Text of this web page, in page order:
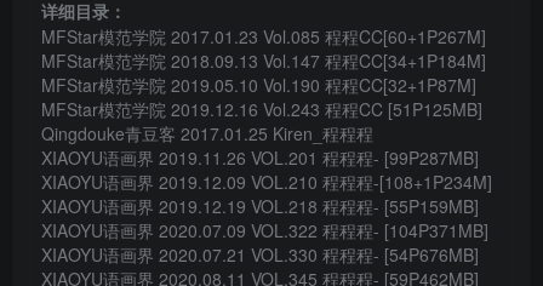
详细目录：
MFStar模范学院 2017.01.23 Vol.085 程程CC[60+1P267M]
MFStar模范学院 2018.09.13 Vol.147 程程CC[34+1P184M]
MFStar模范学院 2019.05.10 Vol.190 程程CC[32+1P87M]
MFStar模范学院 2019.12.16 Vol.243 程程CC [51P125MB]
Qingdouke青豆客 2017.01.25 Kiren_程程程
XIAOYU语画界 2019.11.26 VOL.201 程程程- [99P287MB]
XIAOYU语画界 2019.12.09 VOL.210 程程程-[108+1P234M]
XIAOYU语画界 2019.12.19 VOL.218 程程程- [55P159MB]
XIAOYU语画界 2020.07.09 VOL.322 程程程- [104P371MB]
XIAOYU语画界 2020.07.21 VOL.330 程程程- [54P676MB]
XIAOYU语画界 2020.08.11 VOL.345 程程程- [59P462MB]